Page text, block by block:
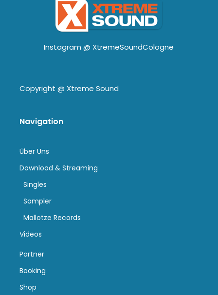
Instagram @ XtremeSoundCologne
Copyright @ Xtreme Sound
Navigation
Über Uns
Download & Streaming
Singles
Sampler
Mallotze Records
Videos
Partner
Booking
Shop